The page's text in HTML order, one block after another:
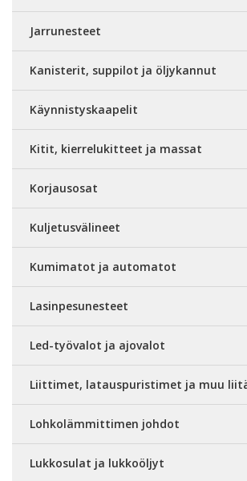
Jarrunesteet
Kanisterit, suppilot ja öljykannut
Käynnistyskaapelit
Kitit, kierrelukitteet ja massat
Korjausosat
Kuljetusvälineet
Kumimatot ja automatot
Lasinpesunesteet
Led-työvalot ja ajovalot
Liittimet, latauspuristimet ja muu
Lohkolämmittimen johdot
Lukkosulat ja lukkoöljyt